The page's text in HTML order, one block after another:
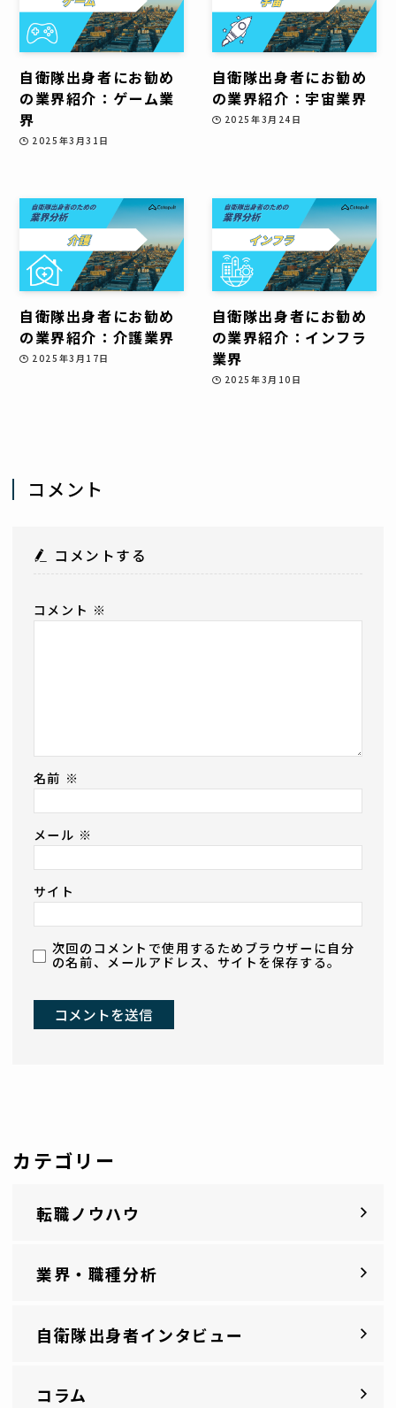
自衛隊出身者にお勧め
の業界紹介：ゲーム業
界
2025年3月31日
自衛隊出身者にお勧め
の業界紹介：宇宙業界
2025年3月24日
自衛隊出身者にお勧め
の業界紹介：介護業界
2025年3月17日
自衛隊出身者にお勧め
の業界紹介：インフラ
業界
2025年3月10日
コメント
コメントする
コメント ※
名前 ※
メール ※
サイト
次回のコメントで使用するためブラウザーに自分
の名前、メールアドレス、サイトを保存する。
カテゴリー
転職ノウハウ
業界・職種分析
自衛隊出身者インタビュー
コラム